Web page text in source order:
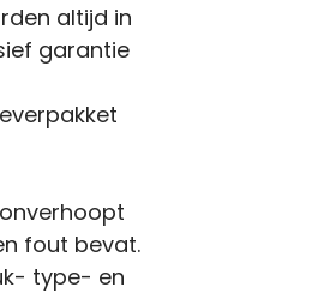
altijd in
garantie
fout bevat.
type- en